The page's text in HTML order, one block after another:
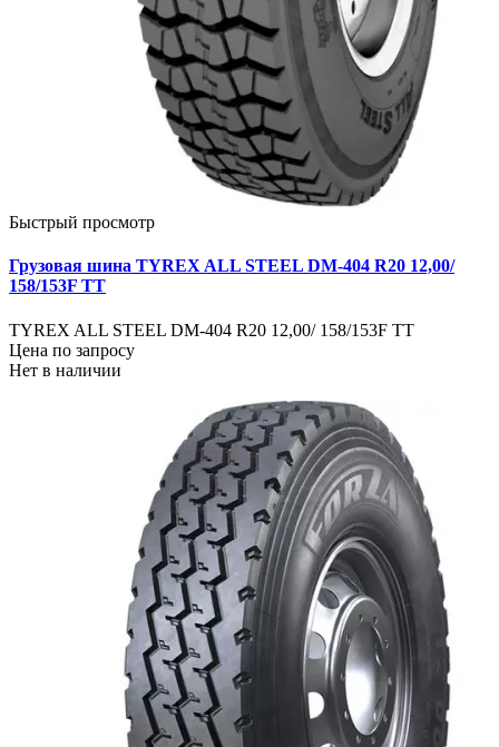
Быстрый просмотр
Грузовая шина TYREX ALL STEEL DM-404 R20 12,00/
158/153F TT
TYREX ALL STEEL DM-404 R20 12,00/ 158/153F TT
Цена по запросу
Нет в наличии